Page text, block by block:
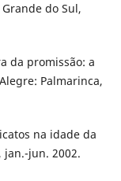
do Sul,
da promissão: a
Palmarinca,
na idade da
jan.-jun. 2002.